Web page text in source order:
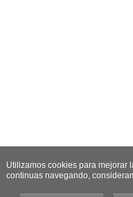
Utilizamos cookies para mejorar
continuas navegando,